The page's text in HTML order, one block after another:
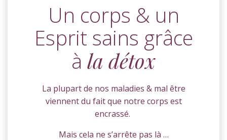
Un corps & un
Esprit sains grâce
à la détox
La plupart de nos maladies & mal être
viennent du fait que notre corps est
encrassé.
Mais cela ne s’arrête pas là …